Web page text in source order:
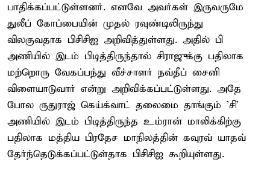
பாதிக்கப்பட்டுள்ளனர். எனவே அவர்கள் இருவருமே
துலீப் கோப்பையின் முதல் ரவுண்டிலிருந்து
விலகுவதாக பிசிசிஐ அறிவித்துள்ளது. அதில் பி
அணியில் இடம் பிடித்திருந்தால் சிராஜுக்கு பதிலாக
மற்றொரு வேகப்பந்து வீச்சாளர் நவ்தீப் சைனி
விளையாடுவார் என்று அறிவிக்கப்பட்டுள்ளது. அதே
போல ருதுராஜ் கெய்க்வாட் தலைமை தாங்கும் 'சி'
அணியில் இடம் பிடித்திருந்த உம்ரான் மாலிக்கிற்கு
பதிலாக மத்திய பிரதேச மாநிலத்தின் கவுரவ் யாதவ்
தேர்ந்தெடுக்கப்பட்டுள்தாக பிசிசிஐ கூறியுள்ளது.